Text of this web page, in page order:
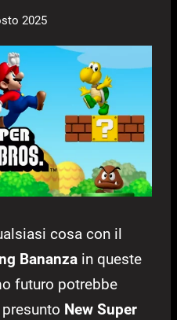
2025
cosa con il
Bananza in queste
futuro potrebbe
New Super